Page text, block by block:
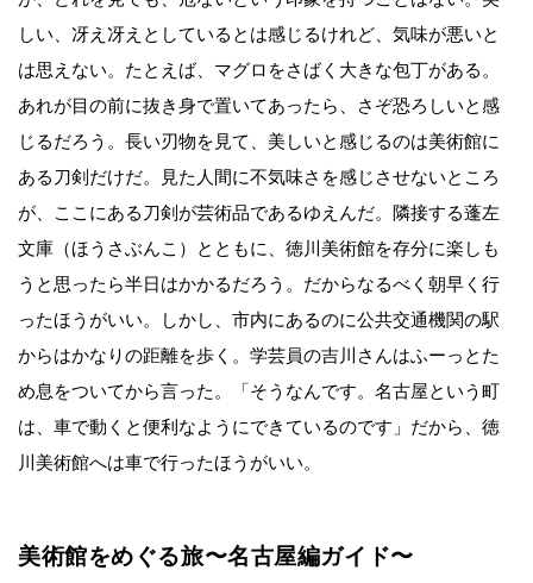
しい、冴え冴えとしているとは感じるけれど、気味が悪いと
は思えない。たとえば、マグロをさばく大きな包丁がある。
あれが目の前に抜き身で置いてあったら、さぞ恐ろしいと感
じるだろう。長い刃物を見て、美しいと感じるのは美術館に
ある刀剣だけだ。見た人間に不気味さを感じさせないところ
が、ここにある刀剣が芸術品であるゆえんだ。隣接する蓬左
文庫（ほうさぶんこ）とともに、徳川美術館を存分に楽しも
うと思ったら半日はかかるだろう。だからなるべく朝早く行
ったほうがいい。しかし、市内にあるのに公共交通機関の駅
からはかなりの距離を歩く。学芸員の吉川さんはふーっとた
め息をついてから言った。「そうなんです。名古屋という町
は、車で動くと便利なようにできているのです」だから、徳
川美術館へは車で行ったほうがいい。
美術館をめぐる旅〜名古屋編ガイド〜